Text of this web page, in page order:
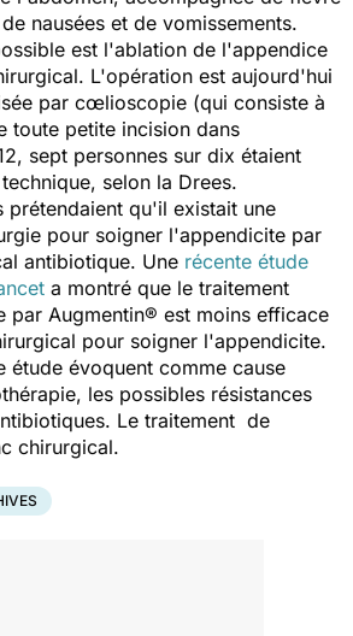
nausées et de vomissements.
est l'ablation de l'appendice
L'opération est aujourd'hui
par cœlioscopie (qui consiste à
toute petite incision dans
sept personnes sur dix étaient
selon la Drees.
prétendaient qu'il existait une
pour soigner l'appendicite par
antibiotique. Une récente étude
t a montré que le traitement
par Augmentin® est moins efficace
pour soigner l'appendicite.
étude évoquent comme cause
les possibles résistances
Le traitement de
chirurgical.